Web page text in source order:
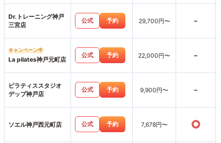
Dr.トレーニング神戸
三宮店
公式 予約 29,700円〜 -
キャンペーン中
La pilates神戸元町店
公式 予約 22,000円〜 -
ピラティススタジオ
デップ神戸店
公式 予約 9,900円〜 -
ソエル神戸西元町店 公式 予約 7,678円〜 ○